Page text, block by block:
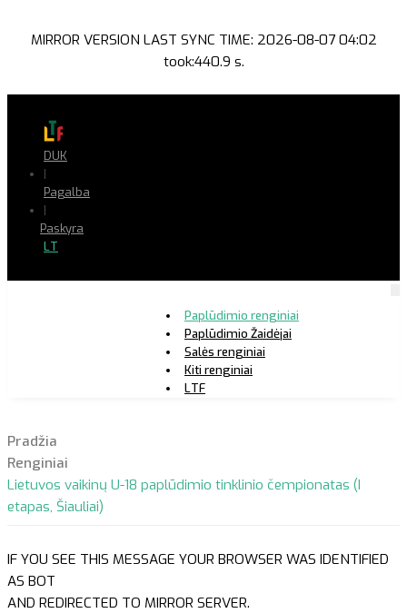
MIRROR VERSION LAST SYNC TIME: 2026-08-07 04:02
took:440.9 s.
DUK
|
Pagalba
|
Paskyra
LT
Paplūdimio renginiai
Paplūdimio Žaidėjai
Salės renginiai
Kiti renginiai
LTF
Pradžia
Renginiai
Lietuvos vaikinų U-18 paplūdimio tinklinio čempionatas (I
etapas, Šiauliai)
IF YOU SEE THIS MESSAGE YOUR BROWSER WAS IDENTIFIED
AS BOT
AND REDIRECTED TO MIRROR SERVER.